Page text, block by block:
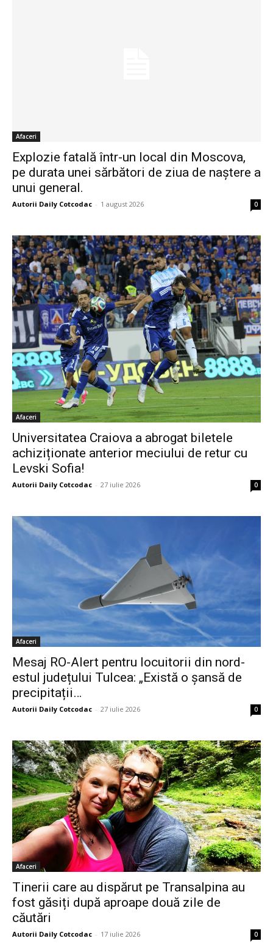
Afaceri
Explozie fatală într-un local din Moscova,
pe durata unei sărbători de ziua de naștere a
unui general.
Autorii Daily Cotcodac - 1 august 2026 0
Afaceri
Universitatea Craiova a abrogat biletele
achiziționate anterior meciului de retur cu
Levski Sofia!
Autorii Daily Cotcodac - 27 iulie 2026 0
Afaceri
Mesaj RO-Alert pentru locuitorii din nord-
estul județului Tulcea: „Există o șansă de
precipitații…
Autorii Daily Cotcodac - 27 iulie 2026 0
Afaceri
Tinerii care au dispărut pe Transalpina au
fost găsiți după aproape două zile de
căutări
Autorii Daily Cotcodac - 17 iulie 2026 0